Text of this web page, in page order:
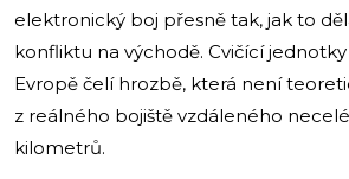
elektronický boj přesně tak, jak to
konfliktu na východě. Cvičící
Evropě čelí hrozbě, která není
z reálného bojiště vzdáleného
kilometrů.